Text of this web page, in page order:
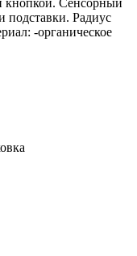
подставки. Радиус
-органическое